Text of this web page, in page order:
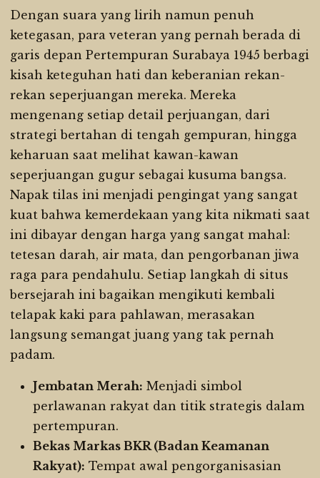
Dengan suara yang lirih namun penuh
ketegasan, para veteran yang pernah berada di
garis depan Pertempuran Surabaya 1945 berbagi
kisah keteguhan hati dan keberanian rekan-
rekan seperjuangan mereka. Mereka
mengenang setiap detail perjuangan, dari
strategi bertahan di tengah gempuran, hingga
keharuan saat melihat kawan-kawan
seperjuangan gugur sebagai kusuma bangsa.
Napak tilas ini menjadi pengingat yang sangat
kuat bahwa kemerdekaan yang kita nikmati saat
ini dibayar dengan harga yang sangat mahal:
tetesan darah, air mata, dan pengorbanan jiwa
raga para pendahulu. Setiap langkah di situs
bersejarah ini bagaikan mengikuti kembali
telapak kaki para pahlawan, merasakan
langsung semangat juang yang tak pernah
padam.
Jembatan Merah: Menjadi simbol
perlawanan rakyat dan titik strategis dalam
pertempuran.
Bekas Markas BKR (Badan Keamanan
Rakyat): Tempat awal pengorganisasian